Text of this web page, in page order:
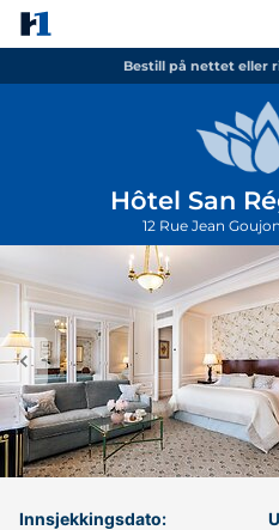
Bestill på nettet eller
Hôtel San
12 Rue Jean Goujon
Innsjekkingsdato: